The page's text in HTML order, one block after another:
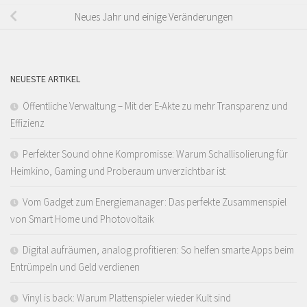
Neues Jahr und einige Veränderungen
NEUESTE ARTIKEL
Öffentliche Verwaltung – Mit der E-Akte zu mehr Transparenz und
Effizienz
Perfekter Sound ohne Kompromisse: Warum Schallisolierung für
Heimkino, Gaming und Proberaum unverzichtbar ist
Vom Gadget zum Energiemanager: Das perfekte Zusammenspiel
von Smart Home und Photovoltaik
Digital aufräumen, analog profitieren: So helfen smarte Apps beim
Entrümpeln und Geld verdienen
Vinyl is back: Warum Plattenspieler wieder Kult sind